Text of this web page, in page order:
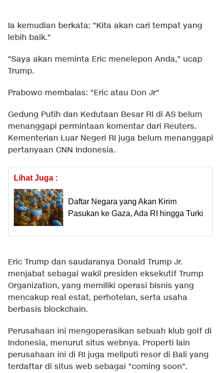
Ia kemudian berkata: "Kita akan cari tempat yang
lebih baik."
"Saya akan meminta Eric menelepon Anda," ucap
Trump.
Prabowo membalas: "Eric atau Don Jr"
Gedung Putih dan Kedutaan Besar RI di AS belum
menanggapi permintaan komentar dari Reuters.
Kementerian Luar Negeri RI juga belum menanggapi
pertanyaan CNN Indonesia.
Lihat Juga :
Daftar Negara yang Akan Kirim
Pasukan ke Gaza, Ada RI hingga Turki
Eric Trump dan saudaranya Donald Trump Jr.
menjabat sebagai wakil presiden eksekutif Trump
Organization, yang memiliki operasi bisnis yang
mencakup real estat, perhotelan, serta usaha
berbasis blockchain.
Perusahaan ini mengoperasikan sebuah klub golf di
Indonesia, menurut situs webnya. Properti lain
perusahaan ini di RI juga meliputi resor di Bali yang
terdaftar di situs web sebagai "coming soon".